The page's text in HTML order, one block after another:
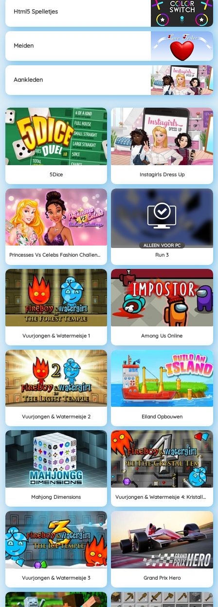
Html5 Spelletjes
Meiden
Aankleden
5Dice Instagirls Dress Up
Princesses Vs Celebs Fashion Challenge
ALLEEN VOOR PC
Run 3
Vuurjongen & Watermeisje 1 Among Us Online
Vuurjongen & Watermeisje 2 Eiland Opbouwen
Mahjong Dimensions Vuurjongen & Watermeisje 4: Kristallen Tempel
Vuurjongen & Watermeisje 3 Grand Prix Hero